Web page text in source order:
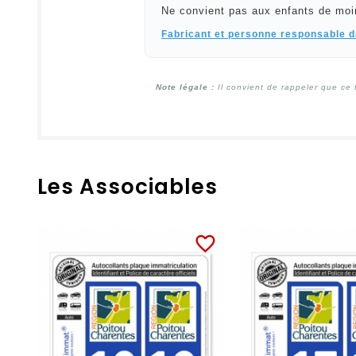
Ne convient pas aux enfants de
Fabricant et personne responsable
Note légale : Il convient de rappeler que ce
Les Associables
favorite_border